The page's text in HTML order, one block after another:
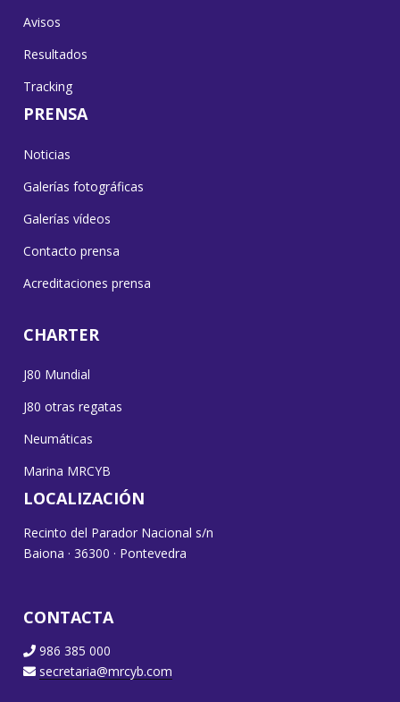
Avisos
Resultados
Tracking
PRENSA
Noticias
Galerías fotográficas
Galerías vídeos
Contacto prensa
Acreditaciones prensa
CHARTER
J80 Mundial
J80 otras regatas
Neumáticas
Marina MRCYB
LOCALIZACIÓN
Recinto del Parador Nacional s/n
Baiona · 36300 · Pontevedra
CONTACTA
986 385 000
secretaria@mrcyb.com